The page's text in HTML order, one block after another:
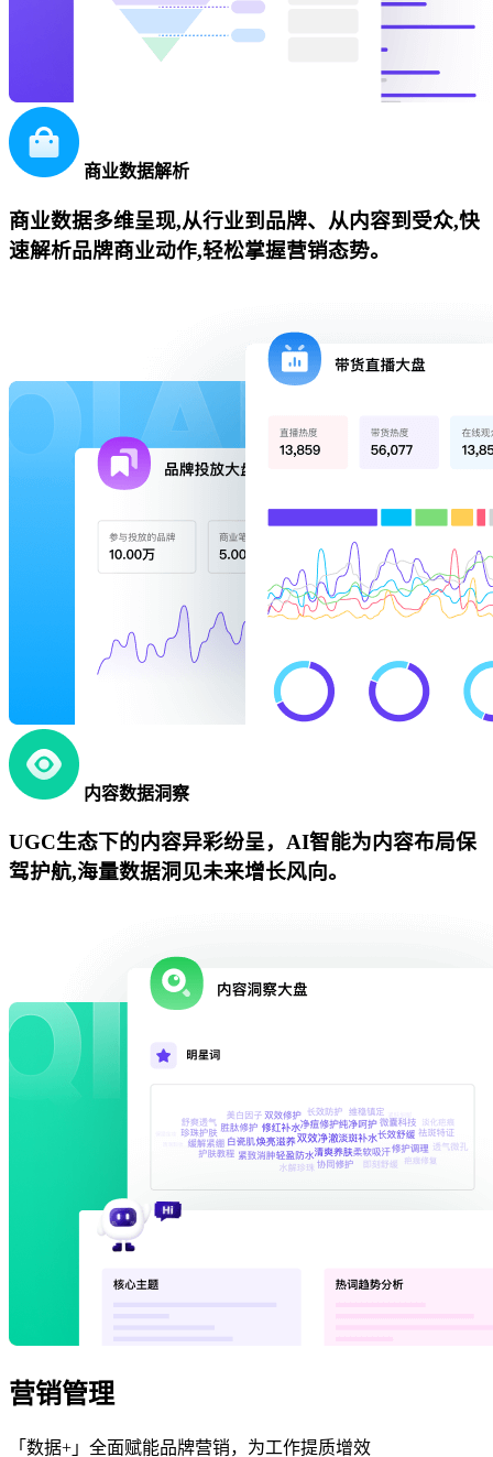
商业数据解析
商业数据多维呈现,从行业到品牌、从内容到受众,快
速解析品牌商业动作,轻松掌握营销态势。
内容数据洞察
UGC生态下的内容异彩纷呈，AI智能为内容布局保
驾护航,海量数据洞见未来增长风向。
营销管理
「数据+」全面赋能品牌营销，为工作提质增效